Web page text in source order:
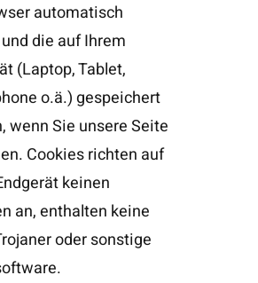
automatisch
die auf Ihrem
(Laptop, Tablet,
o.ä.) gespeichert
wenn Sie unsere Seite
Cookies richten auf
keinen
an, enthalten keine
oder sonstige